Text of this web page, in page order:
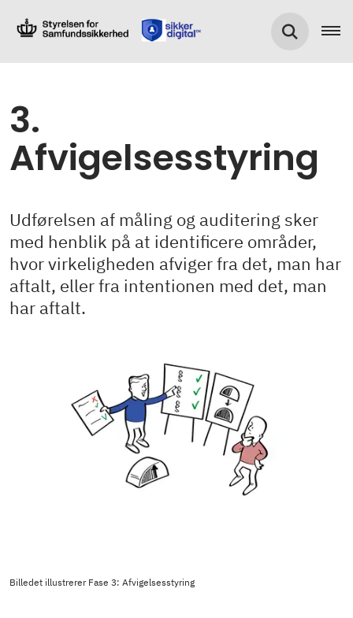
3.
Afvigelsesstyring
Udførelsen af måling og auditering sker
med henblik på at identificere områder,
hvor virkeligheden afviger fra det, man har
aftalt, eller fra intentionen med det, man
har aftalt.
Billedet illustrerer Fase 3: Afvigelsesstyring